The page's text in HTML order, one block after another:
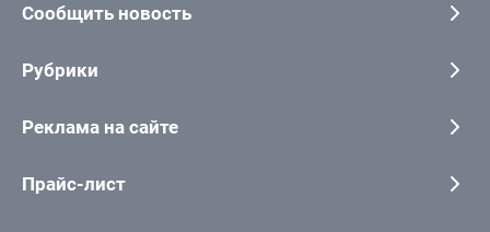
Сообщить новость
Рубрики
Реклама на сайте
Прайс-лист